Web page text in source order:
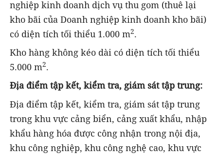
nghiệp kinh doanh dịch vụ thu gom (thuê lại
kho bãi của Doanh nghiệp kinh doanh kho bãi)
có diện tích tối thiểu 1.000 m2.
Kho hàng không kéo dài có diện tích tối thiểu
5.000 m2.
Địa điểm tập kết, kiểm tra, giám sát tập trung:
Địa điểm tập kết, kiểm tra, giám sát tập trung
trong khu vực cảng biển, cảng xuất khẩu, nhập
khẩu hàng hóa được công nhận trong nội địa,
khu công nghiệp, khu công nghệ cao, khu vực